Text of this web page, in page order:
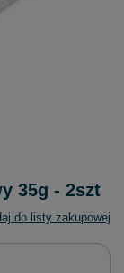
35g - 2szt
do listy zakupowej